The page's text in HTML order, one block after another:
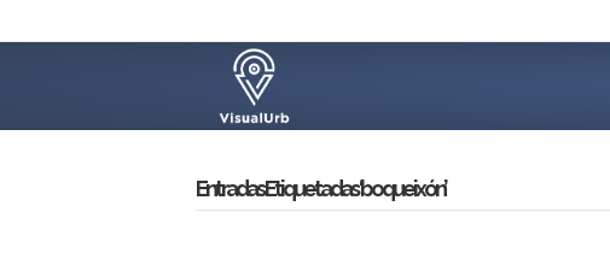
Entradas Etiquetadas ‘boqueixón’